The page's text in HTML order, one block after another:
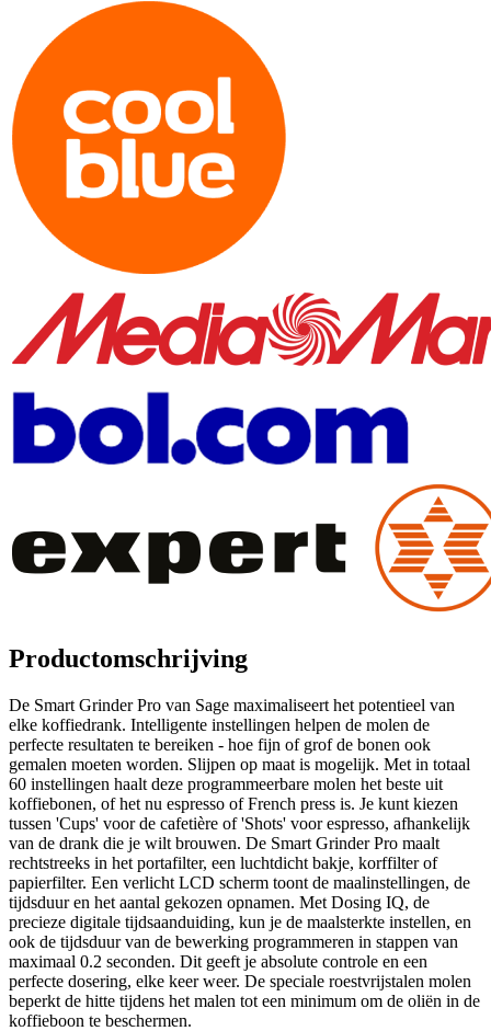
Productomschrijving
De Smart Grinder Pro van Sage maximaliseert het potentieel van
elke koffiedrank. Intelligente instellingen helpen de molen de
perfecte resultaten te bereiken - hoe fijn of grof de bonen ook
gemalen moeten worden. Slijpen op maat is mogelijk. Met in totaal
60 instellingen haalt deze programmeerbare molen het beste uit
koffiebonen, of het nu espresso of French press is. Je kunt kiezen
tussen 'Cups' voor de cafetière of 'Shots' voor espresso, afhankelijk
van de drank die je wilt brouwen. De Smart Grinder Pro maalt
rechtstreeks in het portafilter, een luchtdicht bakje, korffilter of
papierfilter. Een verlicht LCD scherm toont de maalinstellingen, de
tijdsduur en het aantal gekozen opnamen. Met Dosing IQ, de
precieze digitale tijdsaanduiding, kun je de maalsterkte instellen, en
ook de tijdsduur van de bewerking programmeren in stappen van
maximaal 0.2 seconden. Dit geeft je absolute controle en een
perfecte dosering, elke keer weer. De speciale roestvrijstalen molen
beperkt de hitte tijdens het malen tot een minimum om de oliën in de
koffieboon te beschermen.